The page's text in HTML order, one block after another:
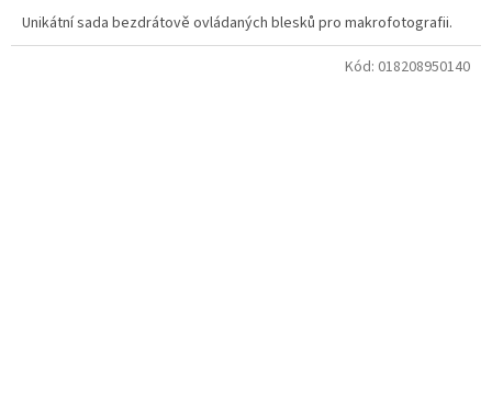
Unikátní sada bezdrátově ovládaných blesků pro makrofotografii.
Kód: 018208950140